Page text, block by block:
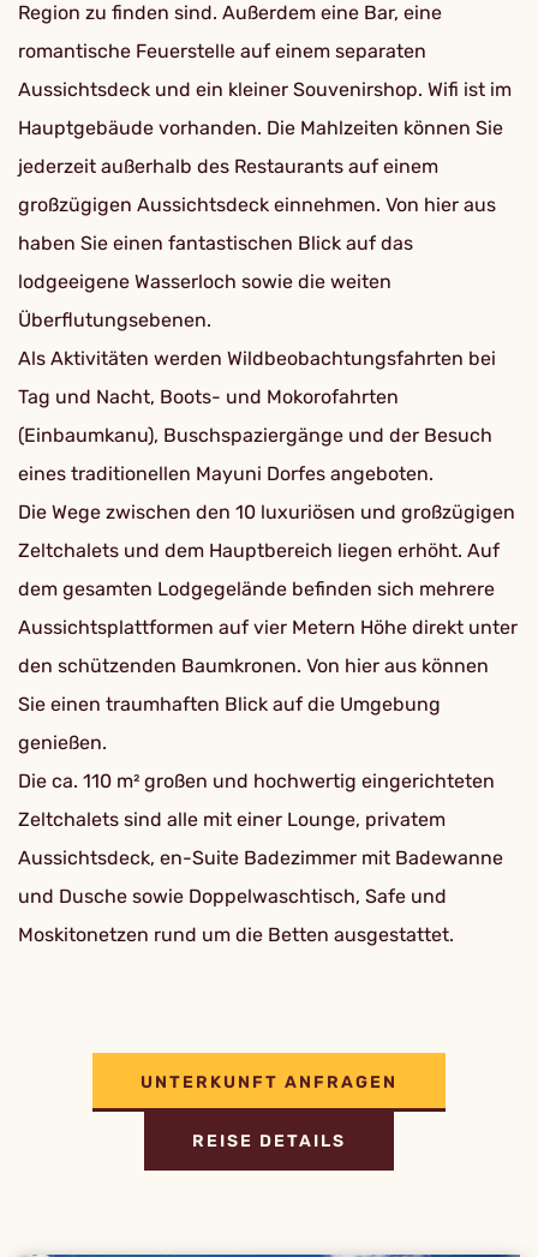
Region zu finden sind. Außerdem eine Bar, eine
romantische Feuerstelle auf einem separaten
Aussichtsdeck und ein kleiner Souvenirshop. Wifi ist im
Hauptgebäude vorhanden. Die Mahlzeiten können Sie
jederzeit außerhalb des Restaurants auf einem
großzügigen Aussichtsdeck einnehmen. Von hier aus
haben Sie einen fantastischen Blick auf das
lodgeeigene Wasserloch sowie die weiten
Überflutungsebenen.
Als Aktivitäten werden Wildbeobachtungsfahrten bei
Tag und Nacht, Boots- und Mokorofahrten
(Einbaumkanu), Buschspaziergänge und der Besuch
eines traditionellen Mayuni Dorfes angeboten.
Die Wege zwischen den 10 luxuriösen und großzügigen
Zeltchalets und dem Hauptbereich liegen erhöht. Auf
dem gesamten Lodgegelände befinden sich mehrere
Aussichtsplattformen auf vier Metern Höhe direkt unter
den schützenden Baumkronen. Von hier aus können
Sie einen traumhaften Blick auf die Umgebung
genießen.
Die ca. 110 m² großen und hochwertig eingerichteten
Zeltchalets sind alle mit einer Lounge, privatem
Aussichtsdeck, en-Suite Badezimmer mit Badewanne
und Dusche sowie Doppelwaschtisch, Safe und
Moskitonetzen rund um die Betten ausgestattet.
UNTERKUNFT ANFRAGEN
REISE DETAILS